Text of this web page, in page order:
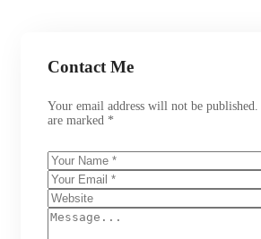
Contact Me
Your email address will not be
are marked *